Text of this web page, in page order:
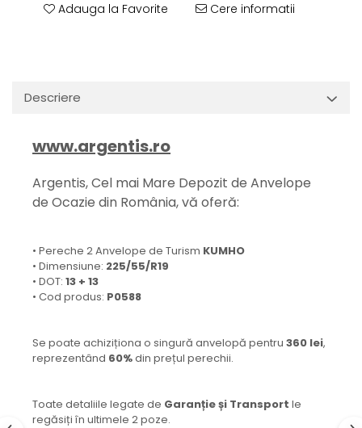
Adauga la Favorite Cere informatii
Descriere
www.argentis.ro
Argentis, Cel mai Mare Depozit de Anvelope
de Ocazie din România, vă oferă:
• Pereche 2 Anvelope de Turism KUMHO
• Dimensiune: 225/55/R19
• DOT: 13 + 13
• Cod produs: P0588
Se poate achiziționa o singură anvelopă pentru 360 lei,
reprezentând 60%din prețul perechii.
Toate detaliile legate de Garanție și Transport le
regăsiți în ultimele 2 poze.